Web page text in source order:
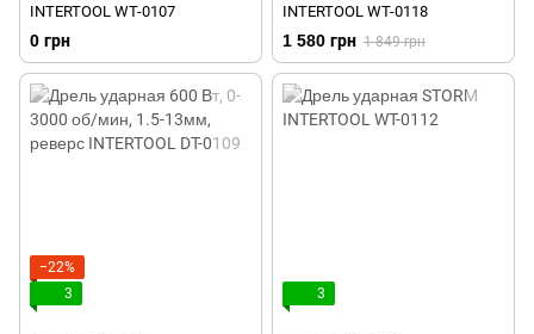
INTERTOOL WT-0107
0 грн
INTERTOOL WT-0118
1 580 грн 1 849 грн
−22%
3
3